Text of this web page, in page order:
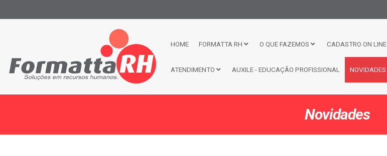
HOME FORMATTA RH O QUE FAZEMOS CADASTRO ON LINE
ATENDIMENTO AUXILE - EDUCAÇÃO PROFISSIONAL NOVIDADES
Novidades